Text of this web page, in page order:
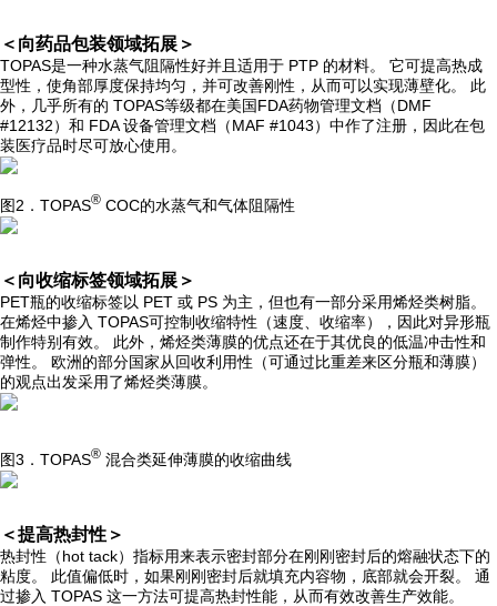
＜向药品包装领域拓展＞
TOPAS是一种水蒸气阻隔性好并且适用于 PTP 的材料。 它可提高热成
型性，使角部厚度保持均匀，并可改善刚性，从而可以实现薄壁化。 此
外，几乎所有的 TOPAS等级都在美国FDA药物管理文档（DMF
#12132）和 FDA 设备管理文档（MAF #1043）中作了注册，因此在包
装医疗品时尽可放心使用。
图2．TOPAS® COC的水蒸气和气体阻隔性
＜向收缩标签领域拓展＞
PET瓶的收缩标签以 PET 或 PS 为主，但也有一部分采用烯烃类树脂。
在烯烃中掺入 TOPAS可控制收缩特性（速度、收缩率），因此对异形瓶
制作特别有效。 此外，烯烃类薄膜的优点还在于其优良的低温冲击性和
弹性。 欧洲的部分国家从回收利用性（可通过比重差来区分瓶和薄膜）
的观点出发采用了烯烃类薄膜。
图3．TOPAS® 混合类延伸薄膜的收缩曲线
＜提高热封性＞
热封性（hot tack）指标用来表示密封部分在刚刚密封后的熔融状态下的
粘度。 此值偏低时，如果刚刚密封后就填充内容物，底部就会开裂。 通
过掺入 TOPAS 这一方法可提高热封性能，从而有效改善生产效能。